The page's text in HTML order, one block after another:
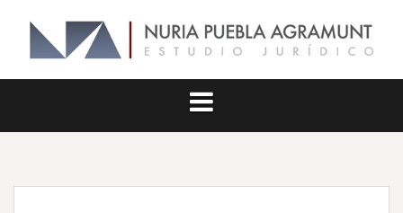
contenido